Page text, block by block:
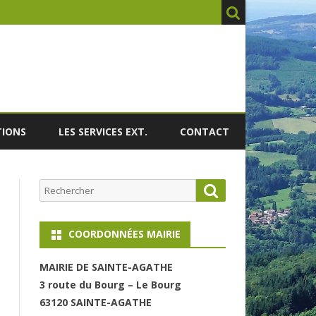
LES SERVICES EXT. CONTACT
Rechercher Search
COORDONNÉES MAIRIE
MAIRIE DE SAINTE-AGATHE
3 route du Bourg – Le Bourg
63120 SAINTE-AGATHE